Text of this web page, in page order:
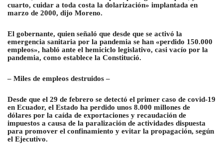
cuarto, cuidar a toda costa la dolarización» implantada en
marzo de 2000, dijo Moreno.
El gobernante, quien señaló que desde que se activó la
emergencia sanitaria por la pandemia se han «perdido 150.000
empleos», habló ante el hemiciclo legislativo, casi vacío por la
pandemia, como establece la Constitució.
– Miles de empleos destruidos –
Desde que el 29 de febrero se detectó el primer caso de covid-19
en Ecuador, el Estado ha perdido unos 8.000 millones de
dólares por la caída de exportaciones y recaudación de
impuestos a causa de la paralización de actividades dispuesta
para promover el confinamiento y evitar la propagación, según
el Ejecutivo.